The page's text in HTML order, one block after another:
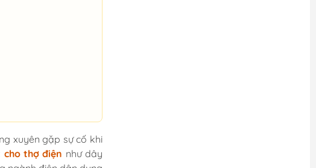
xuyên gặp sự cố khi
thợ điện như dây